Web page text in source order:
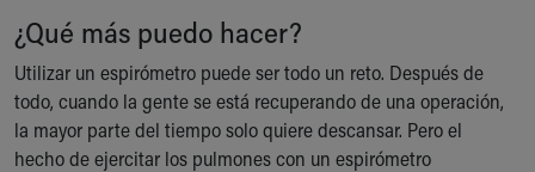
¿Qué más puedo hacer?
Utilizar un espirómetro puede ser todo un reto. Después de
todo, cuando la gente se está recuperando de una operación,
la mayor parte del tiempo solo quiere descansar. Pero el
hecho de ejercitar los pulmones con un espirómetro